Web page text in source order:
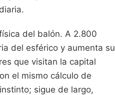
del balón. A 2.800
del esférico y aumenta su
que visitan la capital
el mismo cálculo de
sigue de largo,